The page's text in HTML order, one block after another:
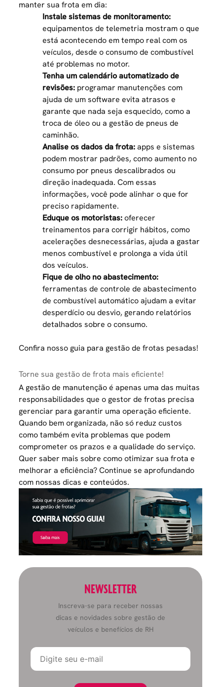
manter sua frota em dia:
Instale sistemas de monitoramento:
equipamentos de telemetria mostram o que
está acontecendo em tempo real com os
veículos, desde o consumo de combustível
até problemas no motor.
Tenha um calendário automatizado de
revisões: programar manutenções com
ajuda de um software evita atrasos e
garante que nada seja esquecido, como a
troca de óleo ou a gestão de pneus de
caminhão.
Analise os dados da frota:apps e sistemas
podem mostrar padrões, como aumento no
consumo por pneus descalibrados ou
direção inadequada. Com essas
informações, você pode alinhar o que for
preciso rapidamente.
Eduque os motoristas:oferecer
treinamentos para corrigir hábitos, como
acelerações desnecessárias, ajuda a gastar
menos combustível e prolonga a vida útil
dos veículos.
Fique de olho no abastecimento:
ferramentas decontrole de abastecimento
de combustívelautomático ajudam a evitar
desperdício ou desvio, gerando relatórios
detalhados sobre o consumo.
Confira nosso guia para gestão de frotas pesadas!
Torne sua gestão de frota mais eficiente!
A gestão de manutenção é apenas uma das muitas
responsabilidades que o gestor de frotas precisa
gerenciar para garantir uma operação eficiente.
Quando bem organizada, não só reduz custos
como também evita problemas que podem
comprometer os prazos e a qualidade do serviço.
Quer saber mais sobre como otimizar sua frota e
melhorar a eficiência? Continue se aprofundando
com nossas dicas e conteúdos.
NEWSLETTER
Inscreva-se para receber nossas
dicas e novidades sobre gestão de
veículos e benefícios de RH